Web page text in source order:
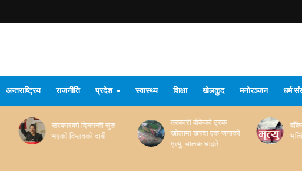
अन्तराष्ट्रिय राजनीति प्रदेश स्वास्थ्य शिक्षा खेलकुद मनोरञ्जन धर्म
तरकारी बोकेको ट्रक
खोलामा खस्दा एक जनाको
बाँकेको इट्टा भट्टामा पर्खाल
भत्किँदा दुई मजदुरको मृत्यु